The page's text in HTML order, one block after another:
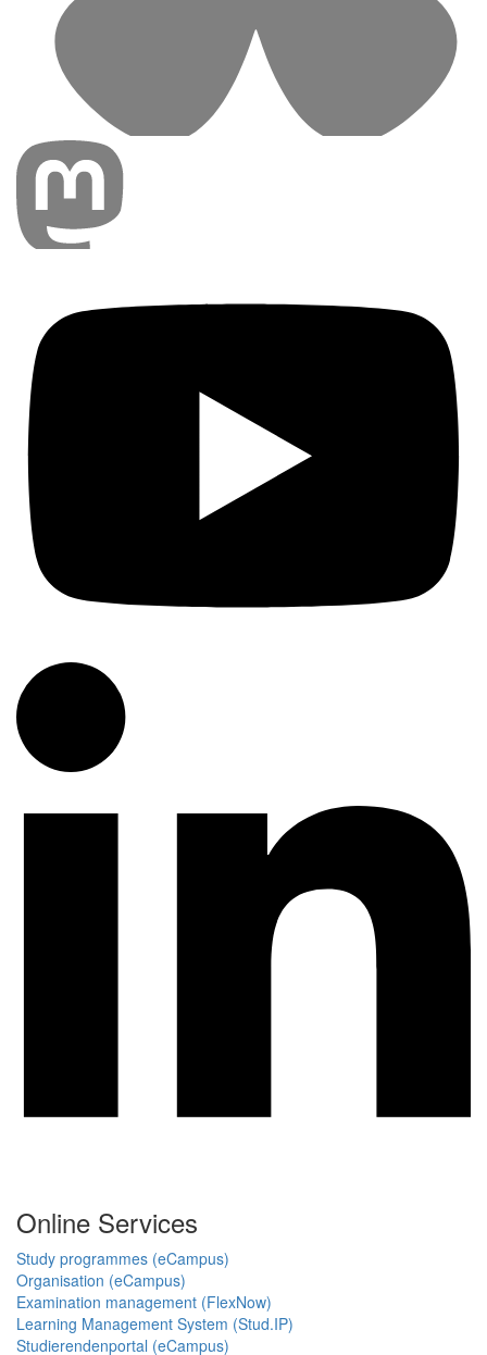
Online Services
Study programmes (eCampus)
Organisation (eCampus)
Examination management (FlexNow)
Learning Management System (Stud.IP)
Studierendenportal (eCampus)